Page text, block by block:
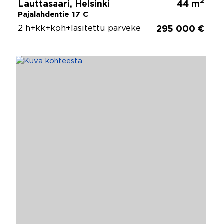
Lauttasaari, Helsinki
Pajalahdentie 17 C
44 m2
2 h+kk+kph+lasitettu parveke 295 000 €